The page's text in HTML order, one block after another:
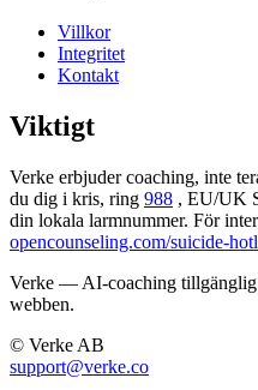
Villkor
Integritet
Kontakt
Viktigt
Verke erbjuder coaching, inte
du dig i kris, ring 988 , EU/UK
din lokala larmnummer. För
opencounseling.com/suicide-
Verke — AI-coaching
webben.
© Verke AB
support@verke.co